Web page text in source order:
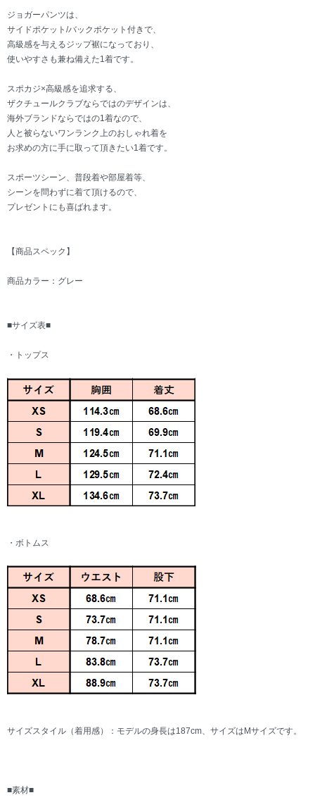
ジョガーパンツは、
サイドポケット/バックポケット付きで、
高級感を与えるジップ裾になっており、
使いやすさも兼ね備えた1着です。
スポカジ×高級感を追求する、
ザクチュールクラブならではのデザインは、
海外ブランドならではの1着なので、
人と被らないワンランク上のおしゃれ着を
お求めの方に手に取って頂きたい1着です。
スポーツシーン、普段着や部屋着等、
シーンを問わずに着て頂けるので、
プレゼントにも喜ばれます。
【商品スペック】
商品カラー：グレー
■サイズ表■
・トップス
・ボトムス
サイズスタイル（着用感）：モデルの身長は187cm、サイズはMサイズです。
■素材■